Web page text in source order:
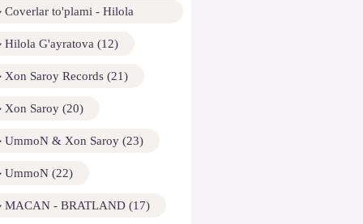
Coverlar to'plami - Hilola
Hilola G'ayratova (12)
Xon Saroy Records (21)
Xon Saroy (20)
UmmoN & Xon Saroy (23)
UmmoN (22)
MACAN - BRATLAND (17)